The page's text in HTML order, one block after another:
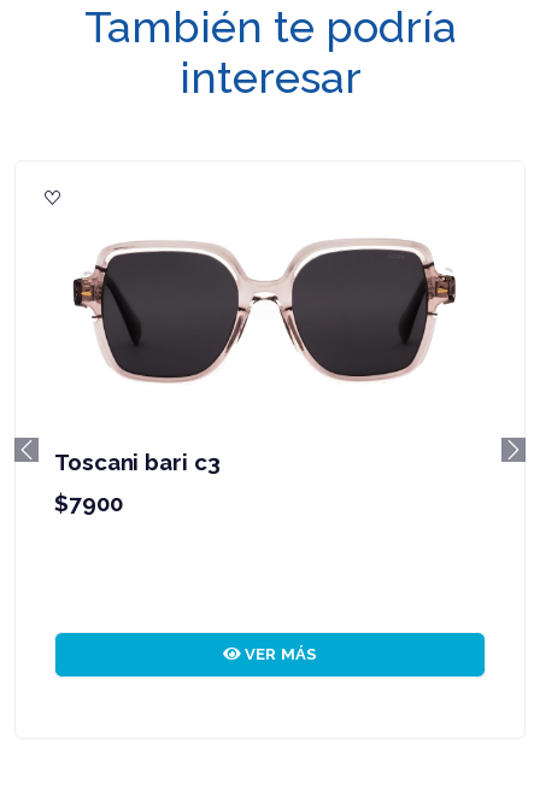
También te podría
interesar
Toscani bari c3
$7900
VER MÁS
Previous